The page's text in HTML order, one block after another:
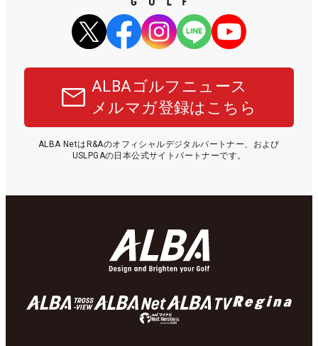
ALBAゴルフニュース
メルマガ登録はこちら
ALBA NetはR&Aのオフィシャルデジタルパートナー、および
USLPGAの日本公式サイトパートナーです。